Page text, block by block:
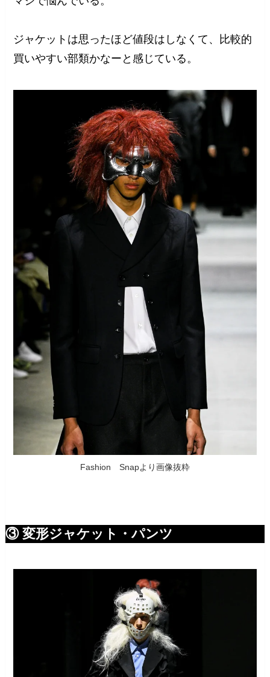
ジャケットは思ったほど値段はしなくて、比較的
買いやすい部類かなーと感じている。
Fashion Snapより画像抜粋
③ 変形ジャケット・パンツ